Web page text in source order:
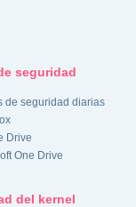
seguridad
de seguridad diarias
Drive
One Drive
del kernel